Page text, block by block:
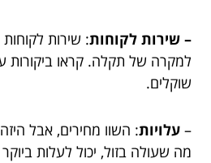
– שירות לקוחות: שירות לקוחות
למקרה של תקלה. קראו
שוקלים.
– עלויות: השוו מחירים, אבל
מה שעולה בזול, יכול לעלות